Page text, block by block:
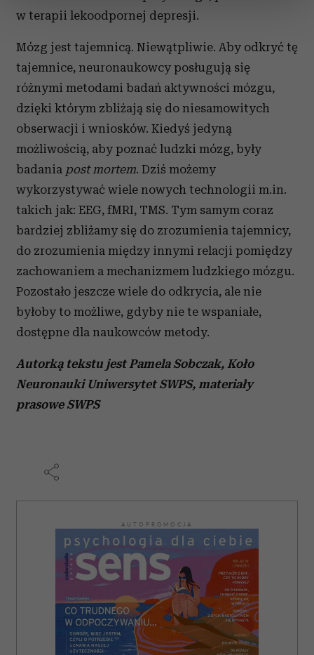
sekcji szczegółów. W Deklaracji plików cookie możesz
zmienić lub wycofać swoją zgodę w dowolnej chwili.
Wykorzystujemy pliki cookie do spersonalizowania treści
i reklam, aby oferować funkcje społecznościowe i
analizować ruch w naszej witrynie. Informacje o tym, jak
korzystasz z naszej witryny, udostępniamy partnerom
społecznościowym, reklamowym i analitycznym.
Partnerzy mogą połączyć te informacje z innymi danymi
otrzymanymi od Ciebie lub uzyskanymi podczas
korzystania z ich usług.
w terapii lekoodpornej depresji.
Mózg jest tajemnicą. Niewątpliwie. Aby odkryć tę
tajemnice, neuronaukowcy posługują się
różnymi metodami badań aktywności mózgu,
dzięki którym zbliżają się do niesamowitych
obserwacji i wniosków. Kiedyś jedyną
możliwością, aby poznać ludzki mózg, były
badania post mortem. Dziś możemy
wykorzystywać wiele nowych technologii m.in.
takich jak: EEG, fMRI, TMS. Tym samym coraz
bardziej zbliżamy się do zrozumienia tajemnicy,
do zrozumienia między innymi relacji pomiędzy
zachowaniem a mechanizmem ludzkiego mózgu.
Pozostało jeszcze wiele do odkrycia, ale nie
byłoby to możliwe, gdyby nie te wspaniałe,
dostępne dla naukowców metody.
Autorką tekstu jest Pamela Sobczak, Koło
Neuronauki Uniwersytet SWPS, materiały
prasowe SWPS
AUTOPROMOCJA